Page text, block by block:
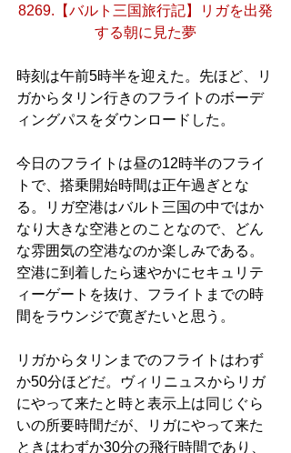
8269.【バルト三国旅行記】リガを出発
する朝に見た夢
時刻は午前5時半を迎えた。先ほど、リ
ガからタリン行きのフライトのボーデ
ィングパスをダウンロードした。
今日のフライトは昼の12時半のフライ
トで、搭乗開始時間は正午過ぎとな
る。リガ空港はバルト三国の中ではか
なり大きな空港とのことなので、どん
な雰囲気の空港なのか楽しみである。
空港に到着したら速やかにセキュリテ
ィーゲートを抜け、フライトまでの時
間をラウンジで寛ぎたいと思う。
リガからタリンまでのフライトはわず
か50分ほどだ。ヴィリニュスからリガ
にやって来たと時と表示上は同じぐら
いの所要時間だが、リガにやって来た
ときはわずか30分の飛行時間であり、